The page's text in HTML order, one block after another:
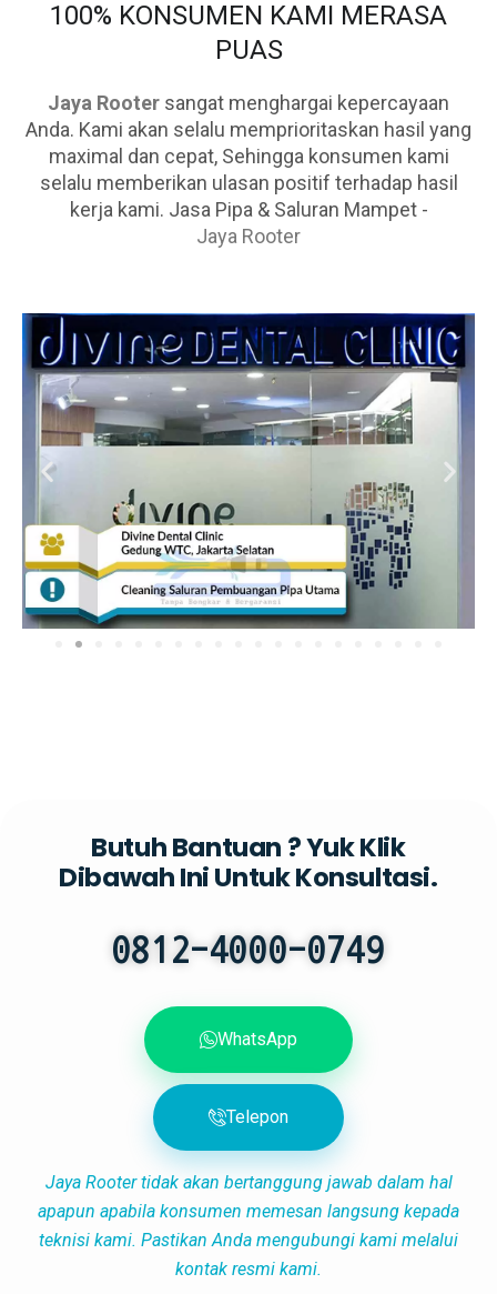
100% KONSUMEN KAMI MERASA
PUAS
Jaya Rooter sangat menghargai kepercayaan
Anda. Kami akan selalu memprioritaskan hasil yang
maximal dan cepat, Sehingga konsumen kami
selalu memberikan ulasan positif terhadap hasil
kerja kami. Jasa Pipa & Saluran Mampet -
Jaya Rooter
Butuh Bantuan ? Yuk Klik
Dibawah Ini Untuk Konsultasi.
0812-4000-0749
WhatsApp
Telepon
Jaya Rooter tidak akan bertanggung jawab dalam hal
apapun apabila konsumen memesan langsung kepada
teknisi kami. Pastikan Anda mengubungi kami melalui
kontak resmi kami.